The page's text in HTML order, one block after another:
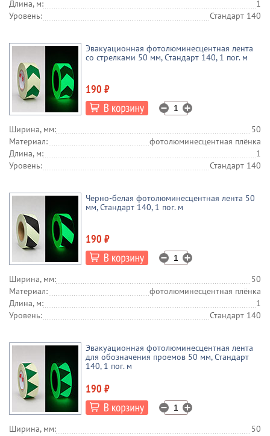
Длина, м:
1
Уровень:
Стандарт 140
Эвакуационная фотолюминесцентная лента
со стрелками 50 мм, Стандарт 140, 1 пог. м
190 ₽
Ширина, мм:
50
Материал:
фотолюминесцентная плёнка
Длина, м:
1
Уровень:
Стандарт 140
Черно-белая фотолюминесцентная лента 50
мм, Стандарт 140, 1 пог. м
190 ₽
Ширина, мм:
50
Материал:
фотолюминесцентная плёнка
Длина, м:
1
Уровень:
Стандарт 140
Эвакуационная фотолюминесцентная лента
для обозначения проемов 50 мм, Стандарт
140, 1 пог. м
190 ₽
Ширина, мм:
50